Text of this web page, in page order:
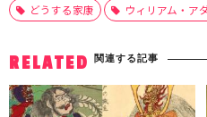
どうする家康 ウィリアム・ア
RELATED 関連する記事